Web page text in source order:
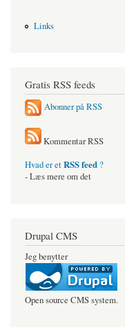
Links
Gratis RSS feeds
Abonner på RSS
Kommentar RSS
Hvad er etRSS feed ?
- Læs mere om det
Drupal CMS
Jeg benytter
Open source CMS system.